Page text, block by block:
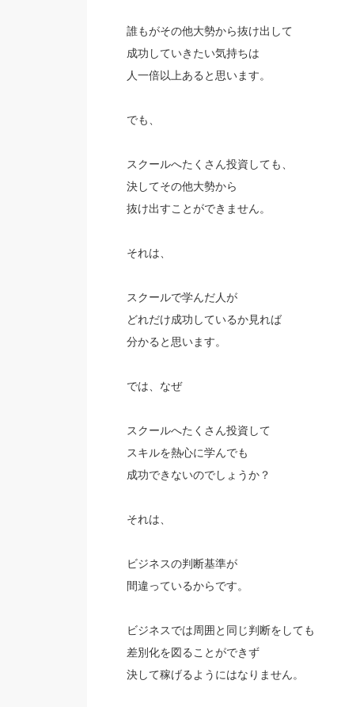
誰もがその他大勢から抜け出して
成功していきたい気持ちは
人一倍以上あると思います。
でも、
スクールへたくさん投資しても、
決してその他大勢から
抜け出すことができません。
それは、
スクールで学んだ人が
どれだけ成功しているか見れば
分かると思います。
では、なぜ
スクールへたくさん投資して
スキルを熱心に学んでも
成功できないのでしょうか？
それは、
ビジネスの判断基準が
間違っているからです。
ビジネスでは周囲と同じ判断をしても
差別化を図ることができず
決して稼げるようにはなりません。